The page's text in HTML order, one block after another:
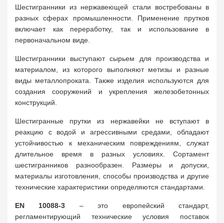
Шестигранники из нержавеющей стали востребованы в
разных сферах промышленности. Применение прутков
включает как переработку, так и использование в
первоначальном виде.
Шестигранники выступают сырьем для производства и
материалом, из которого выполняют метизы и разные
виды металлопроката. Также изделия используются для
создания сооружений и укрепления железобетонных
конструкций.
Шестигранные прутки из нержавейки не вступают в
реакцию с водой и агрессивными средами, обладают
устойчивостью к механическим повреждениям, служат
длительное время в разных условиях. Сортамент
шестигранников разнообразен. Размеры и допуски,
материалы изготовления, способы производства и другие
технические характеристики определяются стандартами.
EN 10088-3 – это европейский стандарт,
регламентирующий технические условия поставок